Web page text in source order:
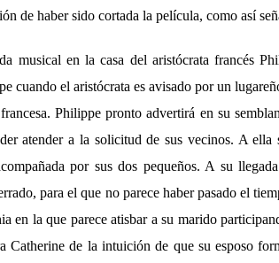
de haber sido cortada la película, como así
musical en la casa del aristócrata francés
cuando el aristócrata es avisado por un
Philippe pronto advertirá en su
atender a la solicitud de sus vecinos. A ella
por sus dos pequeños. A su
para el que no parece haber pasado el
en la que parece atisbar a su marido
Catherine de la intuición de que su esposo